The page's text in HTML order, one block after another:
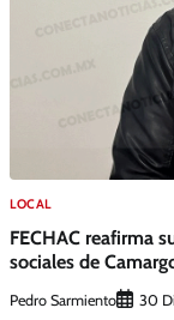
LOCAL
FECHAC reafirma
sociales de
Pedro Sarmiento 30